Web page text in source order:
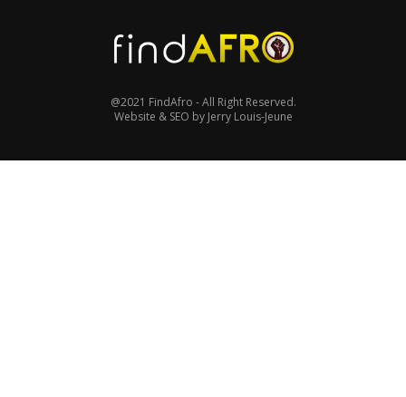
@2021 FindAfro - All Right Reserved.
Website & SEO by Jerry Louis-Jeune